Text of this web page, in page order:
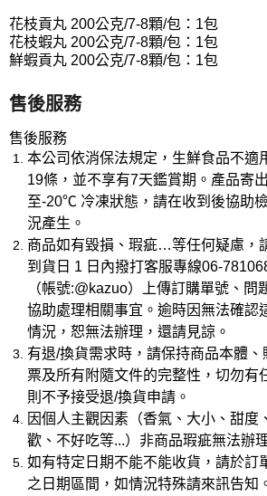
花枝貢丸 200公克/7-8顆/包：1包
花枝蝦丸 200公克/7-8顆/包：1包
鮮蝦貢丸 200公克/7-8顆/包：1包
售後服務
​​​​售後服務
本公司依消保法規定，生鮮食品不適
19條，並不享有7天鑑賞期。產品寄
至-20℃ 冷凍狀態，請在收到後協助
況產生。
商品如有毀損、瑕疵…等任何疑慮，
到貨日 1 日內撥打客服專線06-
（帳號:@kazuo）上傳訂購單號、問
協助處理相關事宜。逾時因無法確認
情況，恕無法辦理，還請見諒。
有退/換貨需求時，請保持商品本體
票及所有附隨文件的完整性，切勿有
則不予接受退/換貨申請。
因個人主觀因素（香氣、大小、甜度
歡、不好吃等...）非商品瑕疵無法辦
如有特定日期不能不能收貨，請於訂
之日期區間，如情況特殊請來訊告知